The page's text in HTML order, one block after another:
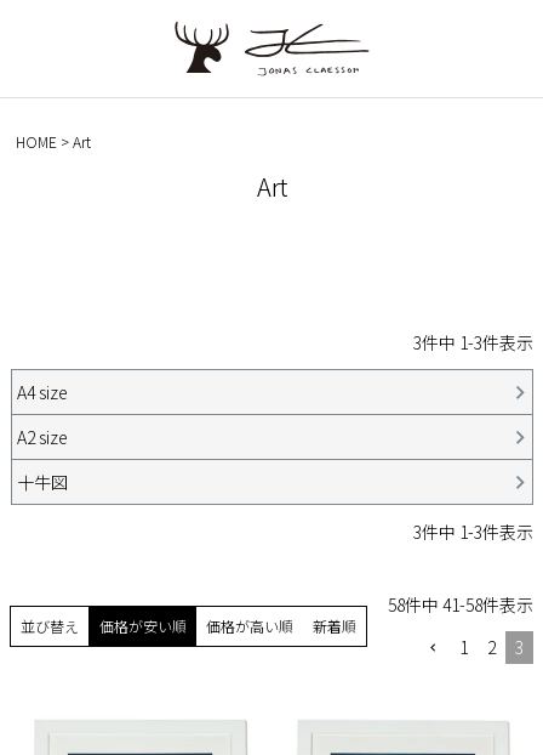
HOME Art
Art
3件中 1-3件表示
A4 size
A2 size
十牛図
3件中 1-3件表示
並び替え 価格が安い順 価格が高い順 新着順
58件中 41-58件表示
1
2 3